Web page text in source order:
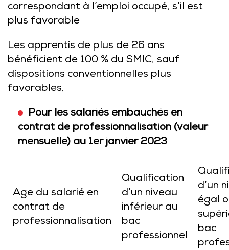
correspondant à l’emploi occupé, s’il est
plus favorable
Les apprentis de plus de 26 ans
bénéficient de 100 % du SMIC, sauf
dispositions conventionnelles plus
favorables.
Pour les salariés embauchés en
contrat de professionnalisation (valeur
mensuelle) au 1er janvier 2023
Age du salarié en
contrat de
professionnalisation
Qualification
d’un niveau
inférieur au
bac
professionnel
d’un
égal
bac